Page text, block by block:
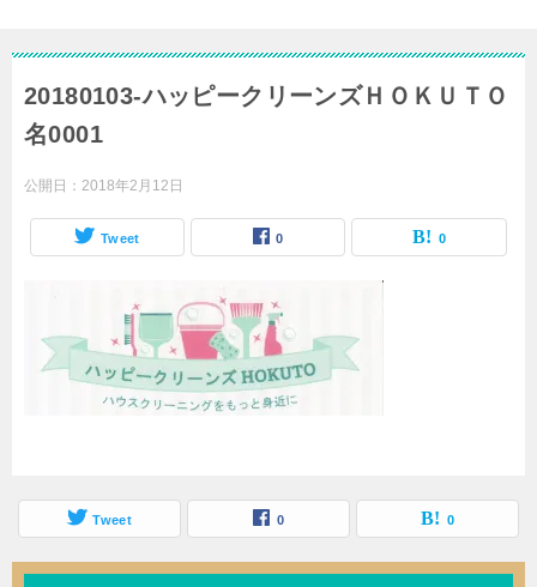
20180103-ハッピークリーンズＨＯＫＵＴＯ
名0001
公開日： 2018年2月12日
Tweet 0 0
Tweet 0 0